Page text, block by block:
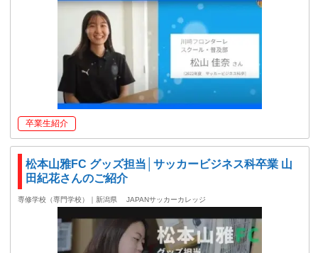
卒業生紹介
松本山雅FC グッズ担当│サッカービジネス科卒業 山
田紀花さんのご紹介
専修学校（専門学校）｜新潟県 JAPANサッカーカレッジ